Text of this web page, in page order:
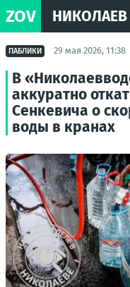
ZOV НИКОЛАЕВ
ПАБЛИКИ 29 мая 2026, 11:38
В
аккуратно
Сенкевича о
воды в кранах